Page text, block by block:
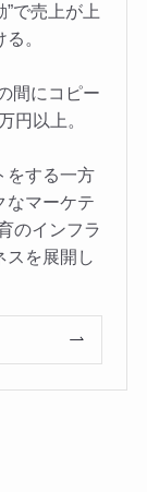
で売上が上
。
間にコピー
円以上。
をする一方
なマーケテ
のインフラ
スを展開し